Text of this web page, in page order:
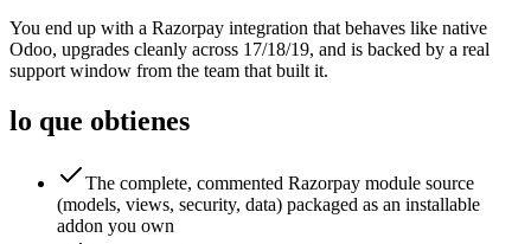
You end up with a Razorpay integration that behaves like native
Odoo, upgrades cleanly across 17/18/19, and is backed by a real
support window from the team that built it.
lo que obtienes
The complete, commented Razorpay module source
(models, views, security, data) packaged as an installable
addon you own